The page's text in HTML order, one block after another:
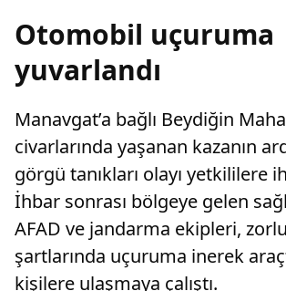
Otomobil uçuruma
yuvarlandı
Manavgat’a bağlı Beydiğin
civarlarında yaşanan kazanın
görgü tanıkları olayı yetkililere
İhbar sonrası bölgeye gelen
AFAD ve jandarma ekipleri,
şartlarında uçuruma inerek
kişilere ulaşmaya çalıştı.